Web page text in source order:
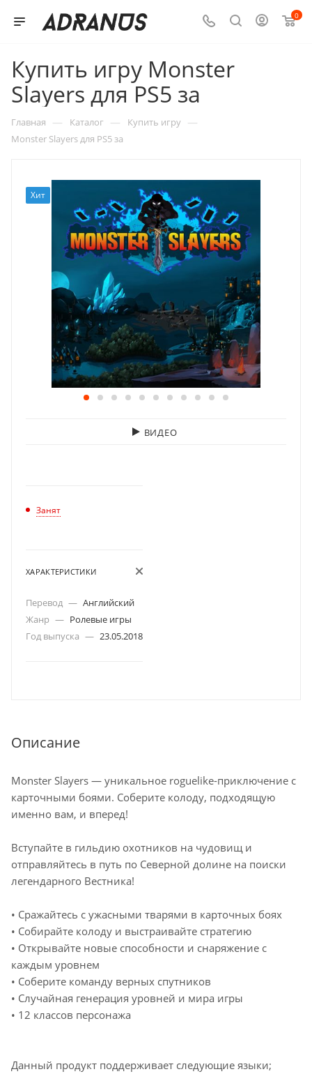
0
Купить игру Monster
Slayers для PS5 за
Главная — Каталог — Купить игру —
Monster Slayers для PS5 за
Хит
ВИДЕО
Занят
ХАРАКТЕРИСТИКИ
Перевод — Английский
Жанр — Ролевые игры
Год выпуска — 23.05.2018
Описание
Monster Slayers — уникальное roguelike-приключение с
карточными боями. Соберите колоду, подходящую
именно вам, и вперед!
Вступайте в гильдию охотников на чудовищ и
отправляйтесь в путь по Северной долине на поиски
легендарного Вестника!
• Сражайтесь с ужасными тварями в карточных боях
• Собирайте колоду и выстраивайте стратегию
• Открывайте новые способности и снаряжение с
каждым уровнем
• Соберите команду верных спутников
• Случайная генерация уровней и мира игры
• 12 классов персонажа
Данный продукт поддерживает следующие языки;